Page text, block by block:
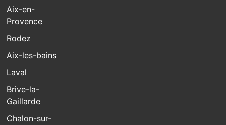
Aix-en-
Provence
Rodez
Aix-les-bains
Laval
Brive-la-
Gaillarde
Chalon-sur-